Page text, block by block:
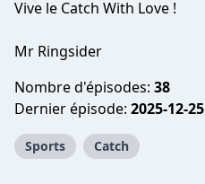
Vive le Catch With Love !
Mr Ringsider
Nombre d'épisodes: 38
Dernier épisode: 2025-12-25
Sports Catch